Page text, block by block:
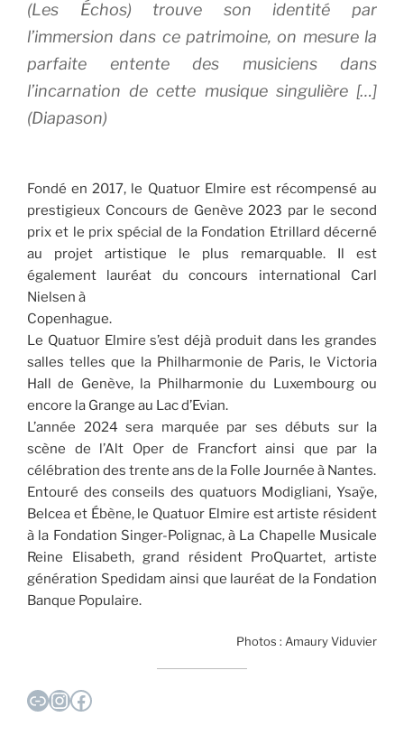
(Les Échos) trouve son identité par
l’immersion dans ce patrimoine, on mesure la
parfaite entente des musiciens dans
l’incarnation de cette musique singulière […]
(Diapason)
Fondé en 2017, le Quatuor Elmire est récompensé au
prestigieux Concours de Genève 2023 par le second
prix et le prix spécial de la Fondation Etrillard décerné
au projet artistique le plus remarquable. Il est
également lauréat du concours international Carl
Nielsen à
Copenhague.
Le Quatuor Elmire s’est déjà produit dans les grandes
salles telles que la Philharmonie de Paris, le Victoria
Hall de Genève, la Philharmonie du Luxembourg ou
encore la Grange au Lac d’Evian.
L’année 2024 sera marquée par ses débuts sur la
scène de l’Alt Oper de Francfort ainsi que par la
célébration des trente ans de la Folle Journée à Nantes.
Entouré des conseils des quatuors Modigliani, Ysaÿe,
Belcea et Ébène, le Quatuor Elmire est artiste résident
à la Fondation Singer-Polignac, à La Chapelle Musicale
Reine Elisabeth, grand résident ProQuartet, artiste
génération Spedidam ainsi que lauréat de la Fondation
Banque Populaire.
Photos : Amaury Viduvier
LienInstagram
Facebook